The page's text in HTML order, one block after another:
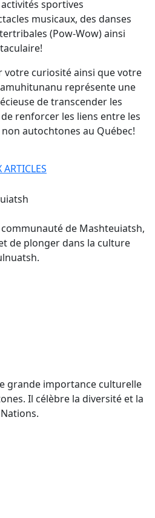
sportives
musicaux, des danses
(Pow-Wow) ainsi
votre curiosité ainsi que votre
représente une
de transcender les
renforcer les liens entre les
autochtones au Québec!
de Mashteuiatsh,
de plonger dans la culture
grande importance culturelle
Il célèbre la diversité et la